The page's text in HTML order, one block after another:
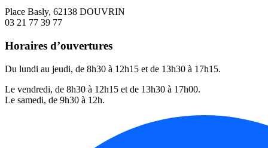
Place Basly, 62138 DOUVRIN
03 21 77 39 77
Horaires d’ouvertures
Du lundi au jeudi, de 8h30 à 12h15 et de 13h30 à 17h15.
Le vendredi, de 8h30 à 12h15 et de 13h30 à 17h00.
Le samedi, de 9h30 à 12h.